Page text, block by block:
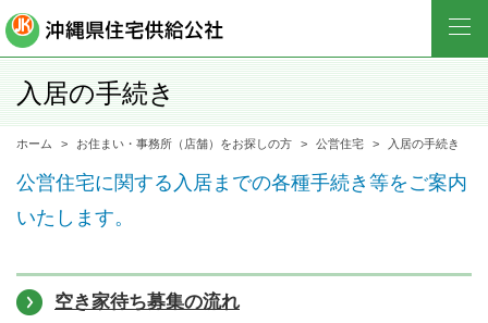
入居の手続き
ホーム お住まい・事務所（店舗）をお探しの方 公営住宅 入居の手続き
公営住宅に関する入居までの各種手続き等をご案内
いたします。
空き家待ち募集の流れ